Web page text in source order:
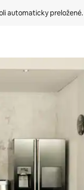
automaticky preložené.